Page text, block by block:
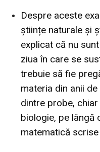
Despre aceste
științe naturale și
explicat că nu
ziua în care se
trebuie să fie
materia din anii
dintre probe,
biologie, pe lângă
matematică